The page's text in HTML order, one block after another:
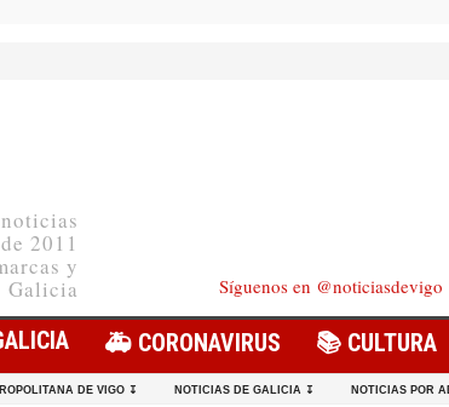
2011
y
Galicia
Síguenos en @noticiasdevigo
🚑 CORONAVIRUS 📚 CULTURA
DE VIGO ↧ NOTICIAS DE GALICIA ↧ NOTICIAS POR